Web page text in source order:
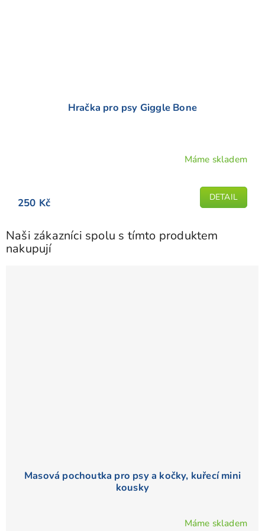
Hračka pro psy Giggle Bone
je
5
hvězdiček.
Máme skladem
250 Kč DETAIL
Naši zákazníci spolu s tímto produktem
nakupují
Masová pochoutka pro psy a kočky, kuřecí mini
kousky
Máme skladem